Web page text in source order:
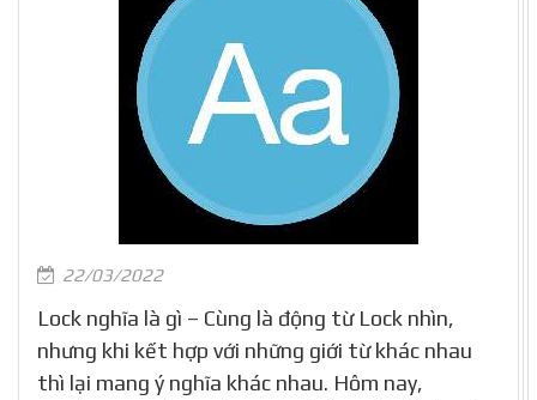
22/03/2022
Lock nghĩa là gì – Cùng là động từ Lock nhìn,
nhưng khi kết hợp với những giới từ khác nhau
thì lại mang ý nghĩa khác nhau. Hôm nay,